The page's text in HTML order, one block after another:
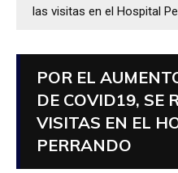
las visitas en el Hospital
POR EL
DE COVID19, SE
VISITAS EN EL
PERRANDO